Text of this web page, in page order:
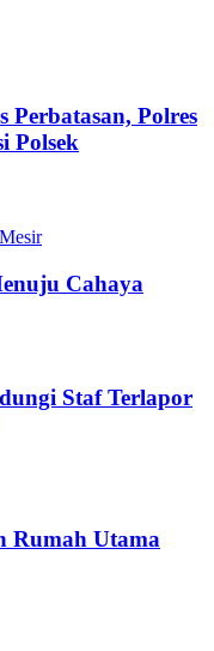
Perbatasan, Polres
Polsek
Cahaya
Staf Terlapor
Rumah Utama